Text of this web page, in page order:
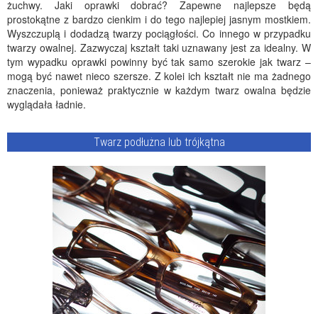
żuchwy. Jaki oprawki dobrać? Zapewne najlepsze będą
prostokątne z bardzo cienkim i do tego najlepiej jasnym mostkiem.
Wyszczuplą i dodadzą twarzy pociągłości. Co innego w przypadku
twarzy owalnej. Zazwyczaj kształt taki uznawany jest za idealny. W
tym wypadku oprawki powinny być tak samo szerokie jak twarz –
mogą być nawet nieco szersze. Z kolei ich kształt nie ma żadnego
znaczenia, ponieważ praktycznie w każdym twarz owalna będzie
wyglądała ładnie.
Twarz podłużna lub trójkątna